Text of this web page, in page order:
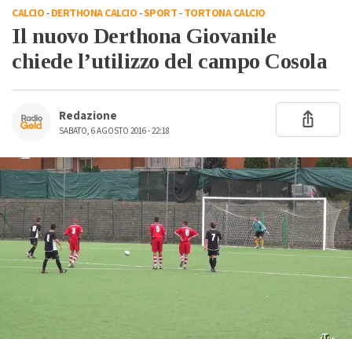
CALCIO-DERTHONA CALCIO-SPORT-TORTONA CALCIO
Il nuovo Derthona Giovanile
chiede l’utilizzo del campo Cosola
Redazione
SABATO, 6 AGOSTO 2016 - 22:18